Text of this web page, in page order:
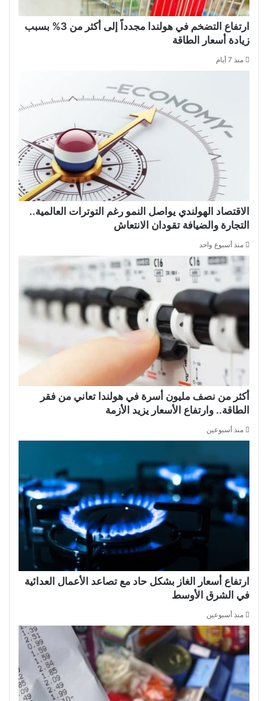
ارتفاع التضخم في هولندا مجدداً إلى أكثر من 3% بسبب
زيادة أسعار الطاقة
منذ 7 أيام
الاقتصاد الهولندي يواصل النمو رغم التوترات العالمية..
التجارة والضيافة تقودان الانتعاش
منذ أسبوع واحد
أكثر من نصف مليون أسرة في هولندا تعاني من فقر
الطاقة.. وارتفاع الأسعار يزيد الأزمة
منذ أسبوعين
ارتفاع أسعار الغاز بشكل حاد مع تصاعد الأعمال العدائية
في الشرق الأوسط
منذ أسبوعين